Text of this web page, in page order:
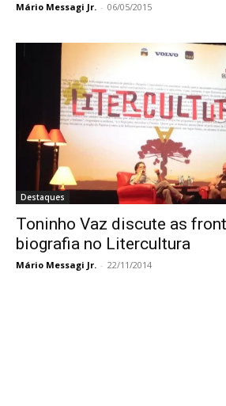
Mário Messagi Jr. - 06/05/2015
Destaques
Toninho Vaz discute as
biografia no Litercultura
Mário Messagi Jr. - 22/11/2014